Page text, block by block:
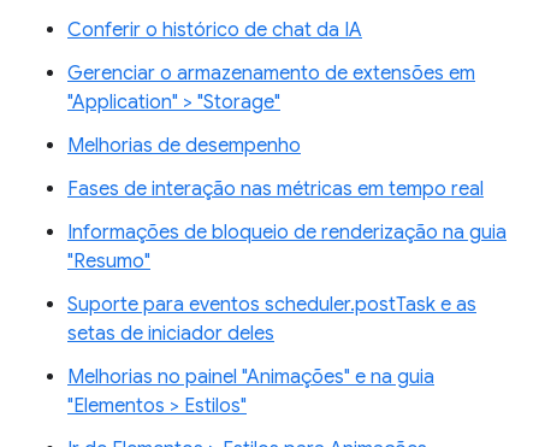
Conferir o histórico de chat da IA
Gerenciar o armazenamento de extensões em
"Application" > "Storage"
Melhorias de desempenho
Fases de interação nas métricas em tempo real
Informações de bloqueio de renderização na guia
"Resumo"
Suporte para eventos scheduler.postTask e as
setas de iniciador deles
Melhorias no painel "Animações" e na guia
"Elementos > Estilos"